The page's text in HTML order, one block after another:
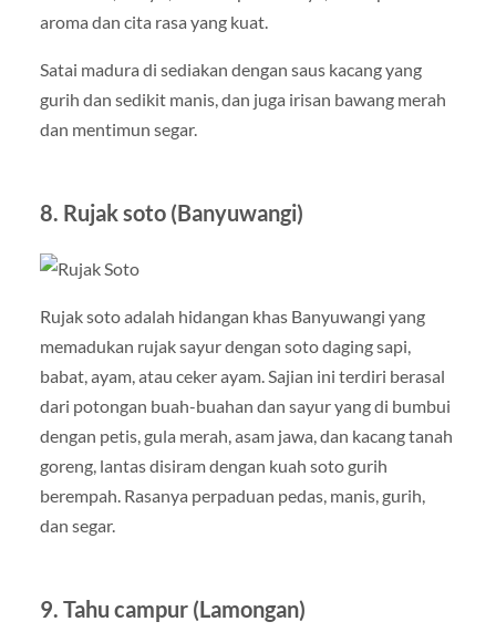
aroma dan cita rasa yang kuat.
Satai madura di sediakan dengan saus kacang yang
gurih dan sedikit manis, dan juga irisan bawang merah
dan mentimun segar.
8. Rujak soto (Banyuwangi)
Rujak soto adalah hidangan khas Banyuwangi yang
memadukan rujak sayur dengan soto daging sapi,
babat, ayam, atau ceker ayam. Sajian ini terdiri berasal
dari potongan buah-buahan dan sayur yang di bumbui
dengan petis, gula merah, asam jawa, dan kacang tanah
goreng, lantas disiram dengan kuah soto gurih
berempah. Rasanya perpaduan pedas, manis, gurih,
dan segar.
9. Tahu campur (Lamongan)